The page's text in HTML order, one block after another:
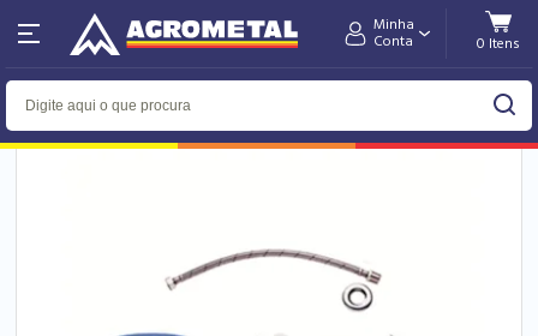
Minha
Conta
Home Hidráulica